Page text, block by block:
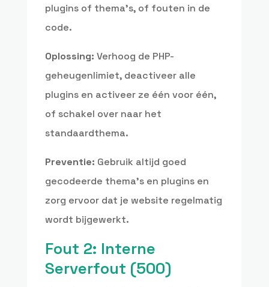
plugins of thema’s, of fouten in de
code.
Oplossing: Verhoog de PHP-
geheugenlimiet, deactiveer alle
plugins en activeer ze één voor één,
of schakel over naar het
standaardthema.
Preventie: Gebruik altijd goed
gecodeerde thema’s en plugins en
zorg ervoor dat je website regelmatig
wordt bijgewerkt.
Fout 2: Interne
Serverfout (500)